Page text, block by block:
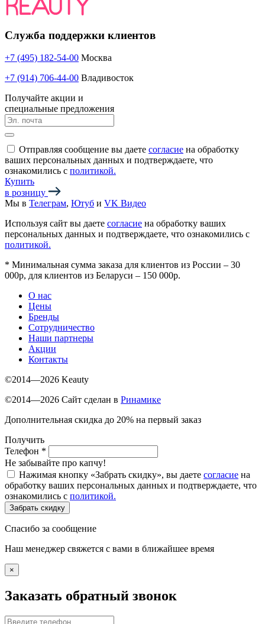
Служба поддержки клиентов
+7 (495) 182-54-00 Москва
+7 (914) 706-44-00 Владивосток
Получайте акции и
специальные предложения
Отправляя сообщение вы даете согласие на обработку
ваших персональных данных и подтверждаете, что
ознакомились с политикой.
Купить
в розницу
Мы в Телеграм, Ютуб и VK Видео
Используя сайт вы даете согласие на обработку ваших
персональных данных и подтверждаете, что ознакомились с
политикой.
* Минимальная сумма заказа для клиентов из России – 30
000р, для клиентов из Беларуси – 150 000р.
О нас
Цены
Бренды
Сотрудничество
Наши партнеры
Акции
Контакты
©2014—2026 Keauty
©2014—2026 Сайт сделан в Ринамике
Дополнительная скидка до 20% на первый заказ
Получить
Телефон *
Не забывайте про капчу!
Нажимая кнопку «Забрать скидку», вы даете согласие на
обработку ваших персональных данных и подтверждаете, что
ознакомились с политикой.
Забрать скидку
Спасибо за сообщение
Наш менеджер свяжется с вами в ближайшее время
×
Заказать обратный звонок